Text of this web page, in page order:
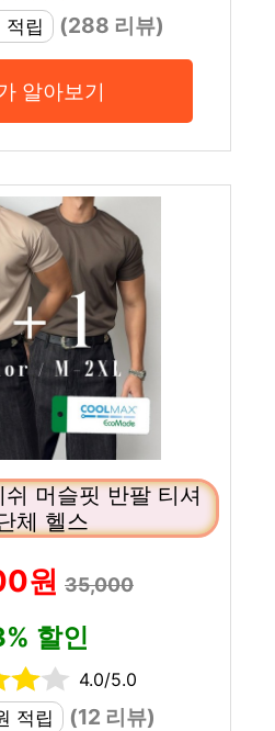
적립
(288 리뷰)
알아보기
머슬핏 반팔 티셔
체 헬스
원 35,000
할인
4.0/5.0
적립
(12 리뷰)